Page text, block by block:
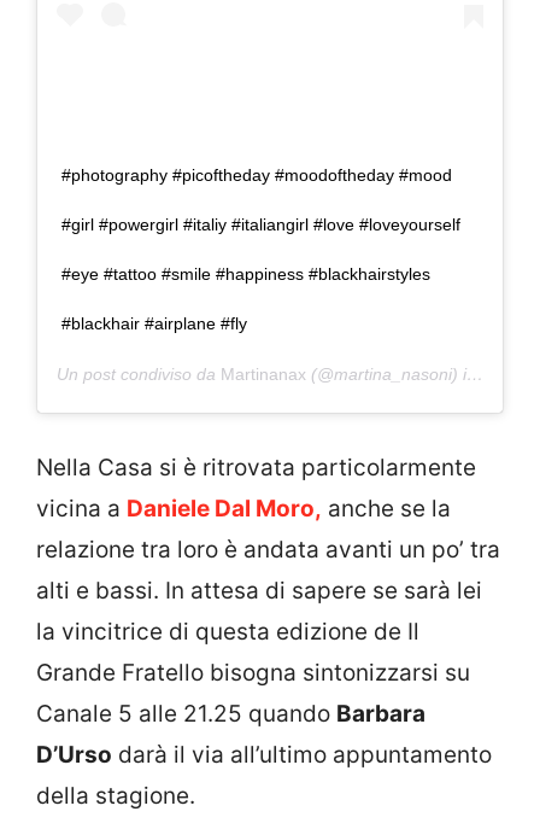
#photography #picoftheday #moodoftheday #mood
#girl #powergirl #italiy #italiangirl #love #loveyourself
#eye #tattoo #smile #happiness #blackhairstyles
#blackhair #airplane #fly
Un post condiviso da Martinanax (@martina_nasoni) in data:
Nella Casa si è ritrovata particolarmente
vicina a Daniele Dal Moro, anche se la
relazione tra loro è andata avanti un po’ tra
alti e bassi. In attesa di sapere se sarà lei
la vincitrice di questa edizione de Il
Grande Fratello bisogna sintonizzarsi su
Canale 5 alle 21.25 quando Barbara
D’Urso darà il via all’ultimo appuntamento
della stagione.